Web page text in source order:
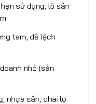
sử dụng, lô sản
tem, dễ lệch
nhỏ (sản
nhựa sần, chai lọ